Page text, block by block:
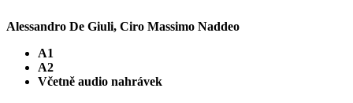
Alessandro De Giuli, Ciro Massimo Naddeo
A1
A2
Včetně audio nahrávek